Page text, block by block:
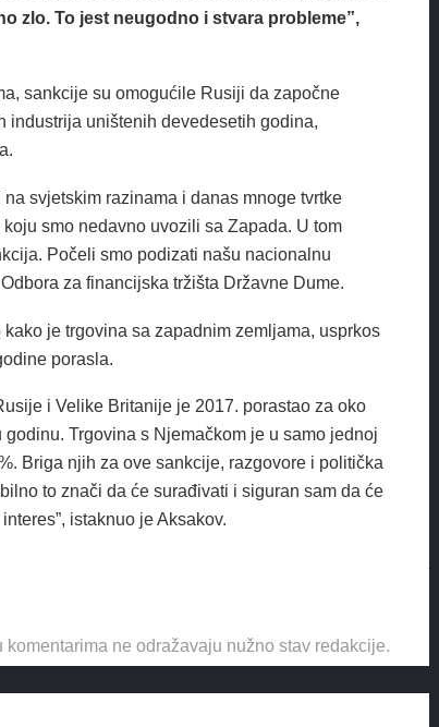
zlo. To jest neugodno i stvara probleme”,
sankcije su omogućile Rusiji da započne
industrija uništenih devedesetih godina,
svjetskim razinama i danas mnoge tvrtke
smo nedavno uvozili sa Zapada. U tom
Počeli smo podizati našu nacionalnu
za financijska tržišta Državne Dume.
je trgovina sa zapadnim zemljama, usprkos
porasla.
i Velike Britanije je 2017. porastao za oko
Trgovina s Njemačkom je u samo jednoj
Briga njih za ove sankcije, razgovore i politička
to znači da će surađivati ​​i siguran sam da će
istaknuo je Aksakov.
ne odražavaju nužno stav redakcije.